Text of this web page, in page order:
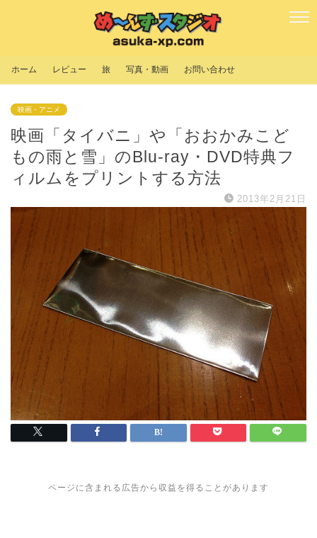
ホーム レビュー 旅 写真・動画 お問い合わせ
映画・アニメ
映画「タイバニ」や「おおかみこど
もの雨と雪」のBlu-ray・DVD特典フ
ィルムをプリントする方法
2013年2月21日
ページに含まれる広告から収益を得ることがあります